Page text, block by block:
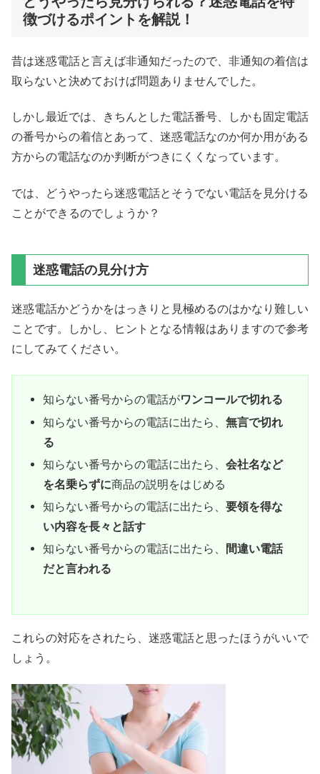
徴づけるポイントを解説！
昔は迷惑電話と言えば非通知だったので、非通知の着信は
取らないと決めておけば問題ありませんでした。
しかし最近では、きちんとした電話番号、しかも固定電話
の番号からの着信とあって、迷惑電話なのか何か用がある
方からの電話なのか判断がつきにくくなっています。
では、どうやったら迷惑電話とそうでない電話を見分ける
ことができるのでしょうか？
迷惑電話の見分け方
迷惑電話かどうかをはっきりと見極めるのはかなり難しい
ことです。しかし、ヒントとなる情報はありますので参考
にしてみてください。
知らない番号からの電話がワンコールで切れる
知らない番号からの電話に出たら、無言で切れ
る
知らない番号からの電話に出たら、会社名など
を名乗らずに商品の説明をはじめる
知らない番号からの電話に出たら、要領を得な
い内容を長々と話す
知らない番号からの電話に出たら、 間違い電話
だと言われる
これらの対応をされたら、迷惑電話と思ったほうがいいで
しょう。